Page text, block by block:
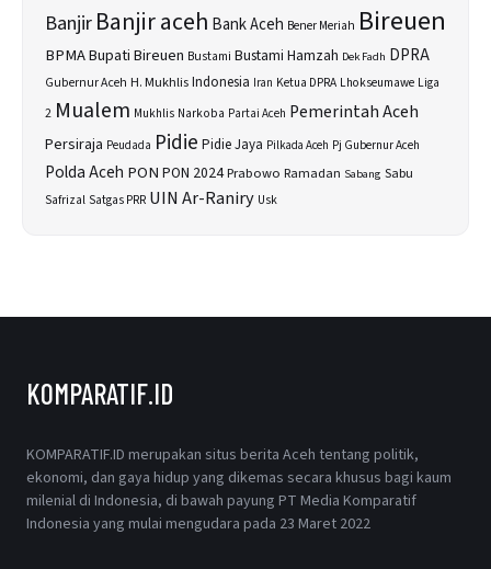
BanjirBanjir aceh Bank Aceh Bener Meriah Bireuen
BPMABupati Bireuen Bustami Bustami Hamzah Dek Fadh DPRA
Gubernur Aceh H. MukhlisIndonesia Iran Ketua DPRA Lhokseumawe Liga
2 Mualem Mukhlis Narkoba Partai Aceh Pemerintah Aceh
Persiraja Peudada Pidie Pidie Jaya Pilkada Aceh Pj Gubernur Aceh
Polda Aceh PON PON 2024Prabowo Ramadan Sabang Sabu
SafrizalSatgas PRR UIN Ar-Raniry Usk
KOMPARATIF.ID
KOMPARATIF.ID merupakan situs berita Aceh tentang politik,
ekonomi, dan gaya hidup yang dikemas secara khusus bagi kaum
milenial di Indonesia, di bawah payung PT Media Komparatif
Indonesia yang mulai mengudara pada 23 Maret 2022